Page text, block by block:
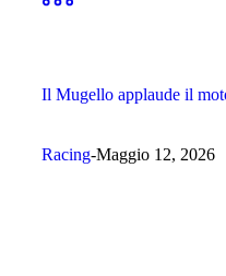
Il Mugello applaude il
Racing Maggio 12, 2026